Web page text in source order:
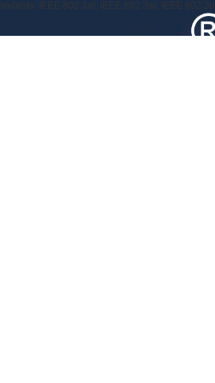
IEEE 802.3af, IEEE 802.3at, IEEE 802.3bt